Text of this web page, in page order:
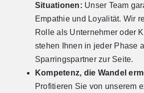
Situationen: Unser Team
Empathie und Loyalität. Wir
Rolle als Unternehmer oder
stehen Ihnen in jeder Phase
Sparringspartner zur Seite.
Kompetenz, die Wandel
Profitieren Sie von unserem